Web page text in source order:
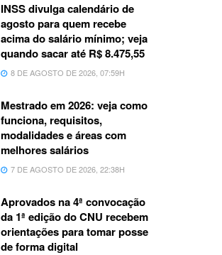
INSS divulga calendário de
agosto para quem recebe
acima do salário mínimo; veja
quando sacar até R$ 8.475,55
8 DE AGOSTO DE 2026, 07:59H
Mestrado em 2026: veja como
funciona, requisitos,
modalidades e áreas com
melhores salários
7 DE AGOSTO DE 2026, 22:38H
Aprovados na 4ª convocação
da 1ª edição do CNU recebem
orientações para tomar posse
de forma digital